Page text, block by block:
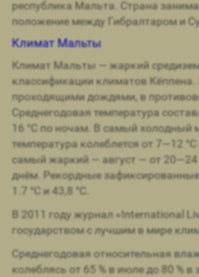
республика Мальта. Страна
положение между Гибралтаром и
Климат Мальты
Климат Мальты — жаркий
классификации климатов
проходящими дождями, в
Среднегодовая температура
16 °C по ночам. В самый холодный
температура колеблется от 7—12
самый жаркий — август — от 20—24
днём. Рекордные
1.7 °C и 43,8 °C.
В 2011 году журнал «International
государством с лучшим в мире
Среднегодовая относительная
колеблясь от 65 % в июле до 80 % в